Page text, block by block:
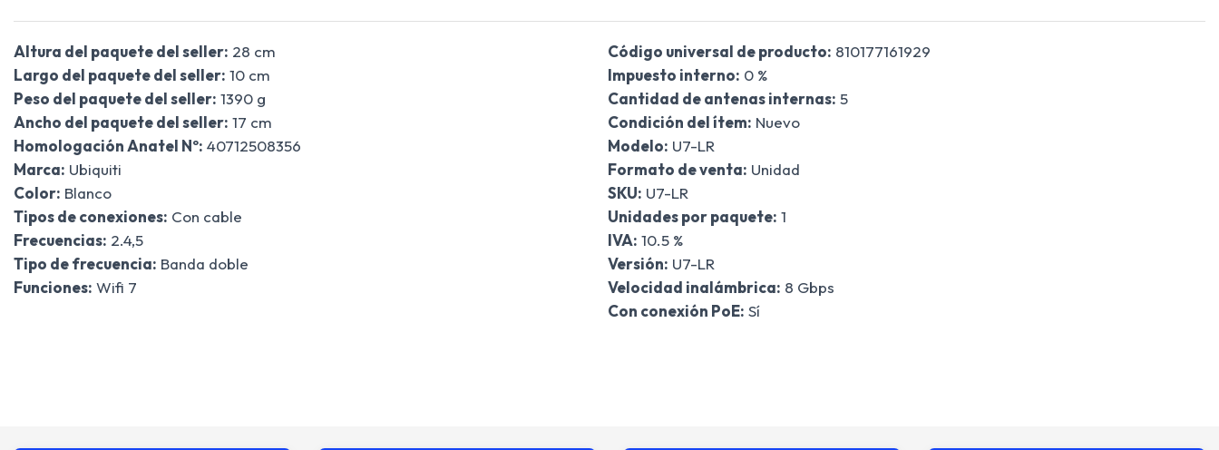
Altura del paquete del seller: 28 cm
Largo del paquete del seller: 10 cm
Peso del paquete del seller: 1390 g
Ancho del paquete del seller: 17 cm
Homologación Anatel Nº: 40712508356
Marca: Ubiquiti
Color: Blanco
Tipos de conexiones: Con cable
Frecuencias: 2.4,5
Tipo de frecuencia: Banda doble
Funciones: Wifi 7
Código universal de producto: 810177161929
Impuesto interno: 0 %
Cantidad de antenas internas: 5
Condición del ítem: Nuevo
Modelo: U7-LR
Formato de venta: Unidad
SKU: U7-LR
Unidades por paquete: 1
IVA: 10.5 %
Versión: U7-LR
Velocidad inalámbrica: 8 Gbps
Con conexión PoE: Sí